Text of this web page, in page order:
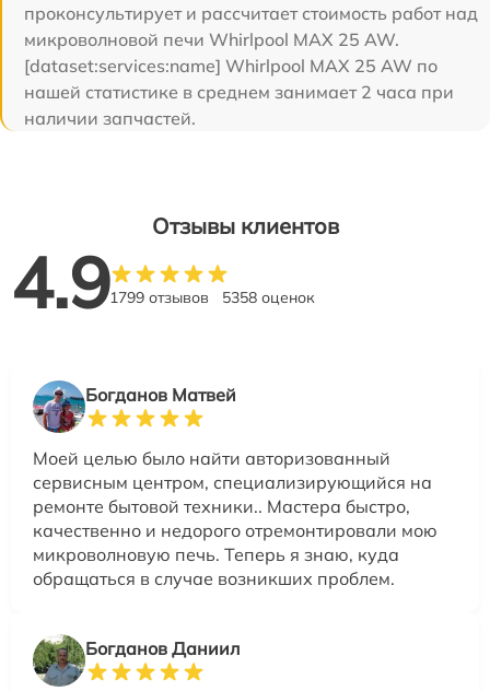
проконсультирует и рассчитает стоимость работ над
микроволновой печи Whirlpool MAX 25 AW.
[dataset:services:name] Whirlpool MAX 25 AW по
нашей статистике в среднем занимает 2 часа при
наличии запчастей.
Отзывы клиентов
4.91799 отзывов 5358 оценок
Богданов Матвей
Моей целью было найти авторизованный
сервисным центром, специализирующийся на
ремонте бытовой техники.. Мастера быстро,
качественно и недорого отремонтировали мою
микроволновую печь. Теперь я знаю, куда
обращаться в случае возникших проблем.
Богданов Даниил